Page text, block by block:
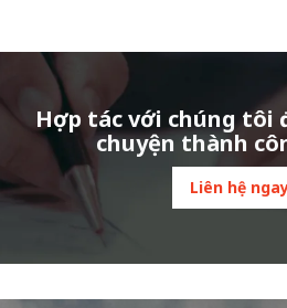
Hợp tác với chúng tôi
chuyện thành
Liên hệ